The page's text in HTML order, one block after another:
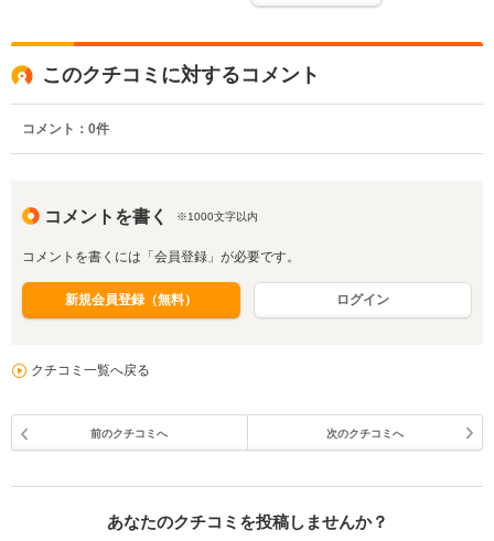
このクチコミに対するコメント
コメント： 0件
コメントを書く ※1000文字以内
コメントを書くには「会員登録」が必要です。
新規会員登録（無料） ログイン
クチコミ一覧へ戻る
前のクチコミへ 次のクチコミへ
あなたのクチコミを投稿しませんか？